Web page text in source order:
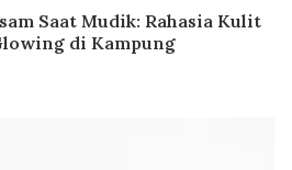
Saat Mudik: Rahasia Kulit
di Kampung